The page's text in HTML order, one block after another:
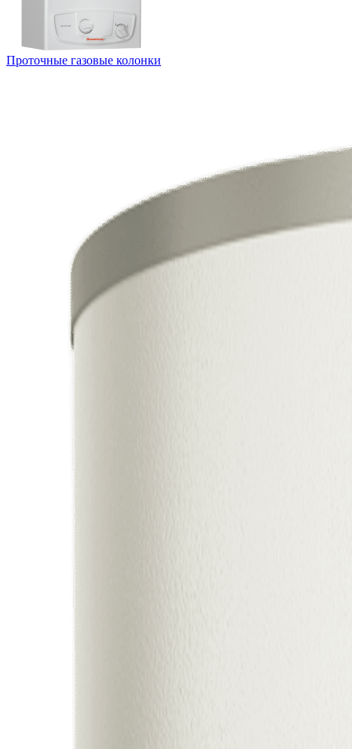
Проточные газовые колонки